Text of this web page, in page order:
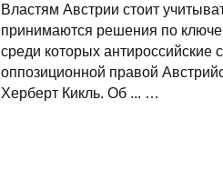
Властям Австрии стоит
принимаются решения по
среди которых антироссийские
оппозиционной правой
Херберт Кикль. Об ... …